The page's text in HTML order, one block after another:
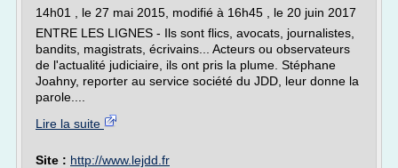
14h01 , le 27 mai 2015, modifié à 16h45 , le 20 juin 2017
ENTRE LES LIGNES - Ils sont flics, avocats, journalistes,
bandits, magistrats, écrivains... Acteurs ou observateurs
de l'actualité judiciaire, ils ont pris la plume. Stéphane
Joahny, reporter au service société du JDD, leur donne la
parole....
Lire la suite
Site : http://www.lejdd.fr